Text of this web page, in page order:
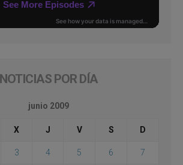
NOTICIAS POR DÍA
junio 2009
X J V S D
3 4 5 6 7